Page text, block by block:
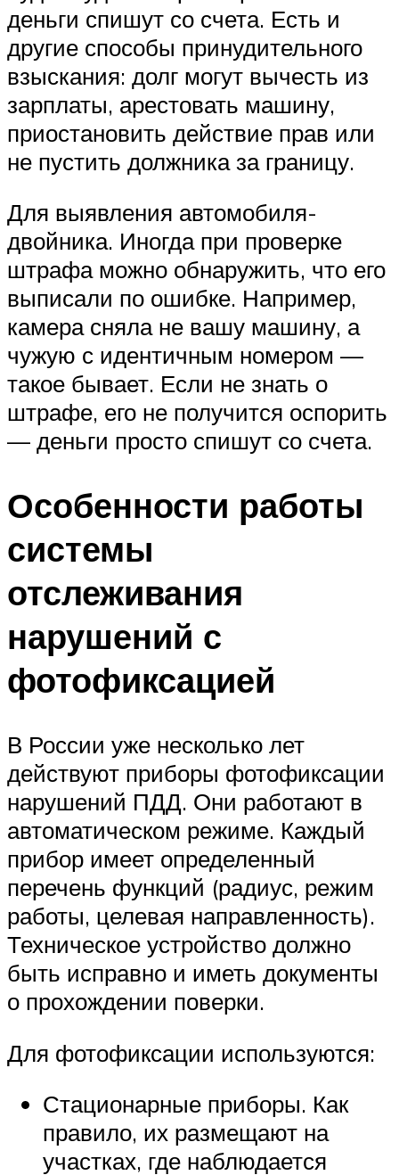
деньги спишут со счета. Есть и
другие способы принудительного
взыскания: долг могут вычесть из
зарплаты, арестовать машину,
приостановить действие прав или
не пустить должника за границу.
Для выявления автомобиля-
двойника. Иногда при проверке
штрафа можно обнаружить, что его
выписали по ошибке. Например,
камера сняла не вашу машину, а
чужую с идентичным номером —
такое бывает. Если не знать о
штрафе, его не получится оспорить
— деньги просто спишут со счета.
Особенности работы
системы
отслеживания
нарушений с
фотофиксацией
В России уже несколько лет
действуют приборы фотофиксации
нарушений ПДД. Они работают в
автоматическом режиме. Каждый
прибор имеет определенный
перечень функций (радиус, режим
работы, целевая направленность).
Техническое устройство должно
быть исправно и иметь документы
о прохождении поверки.
Для фотофиксации используются:
Стационарные приборы. Как
правило, их размещают на
участках, где наблюдается